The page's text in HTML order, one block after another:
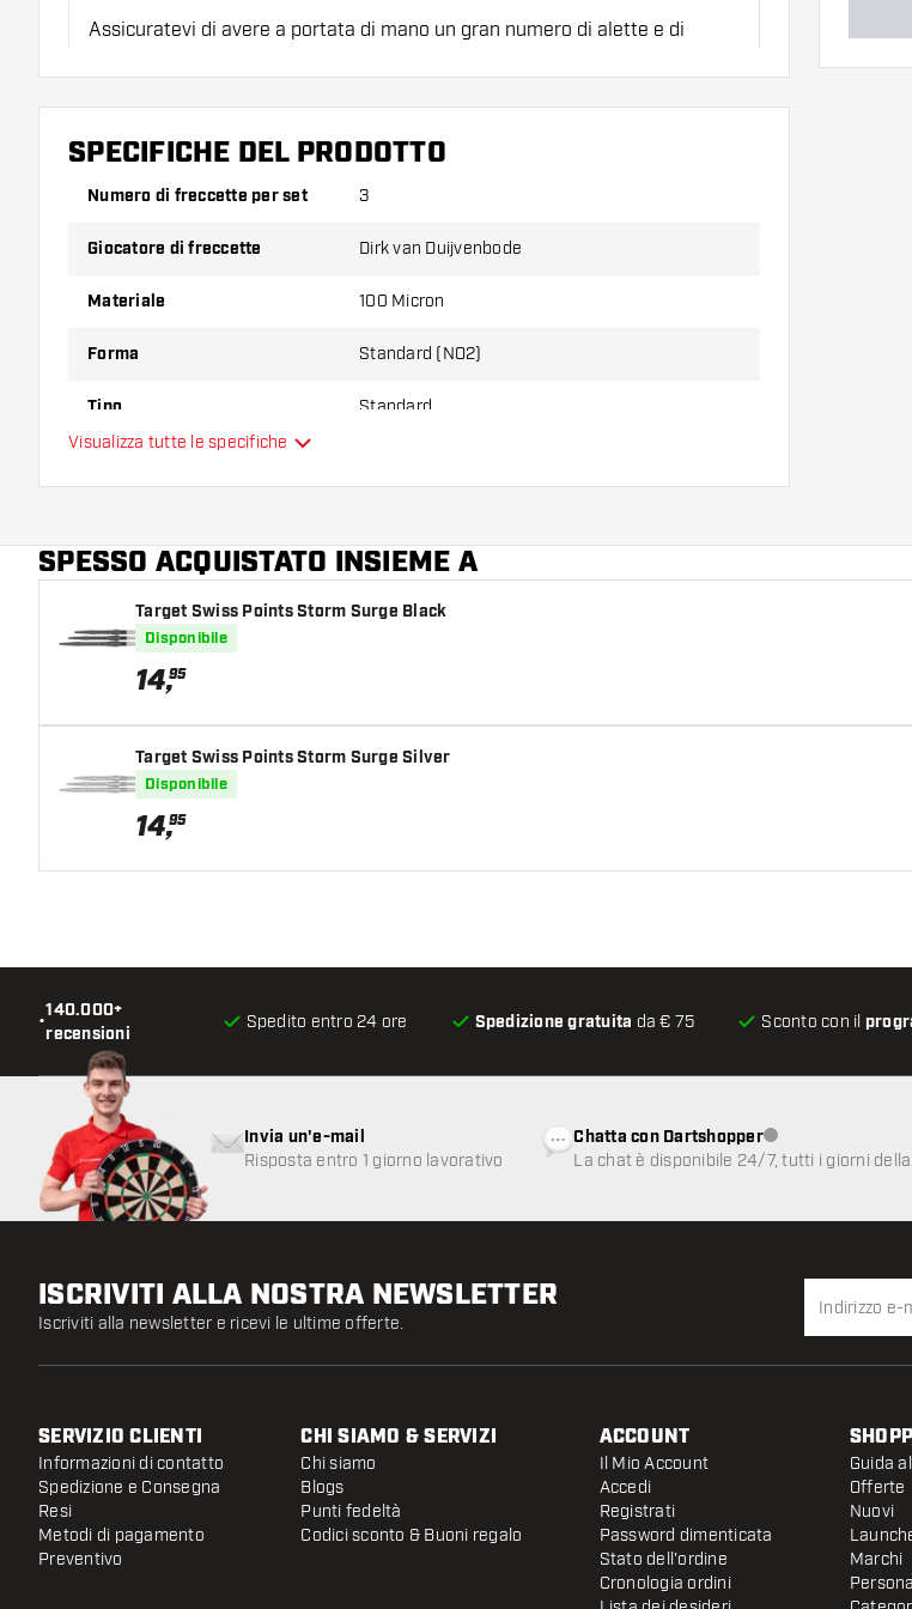
Assicuratevi di avere a portata di mano un gran numero di alette e di
scoprire quale variante vi si addice di più!
SPECIFICHE DEL PRODOTTO
Numero di freccette per set 3
Giocatore di freccette Dirk van Duijvenbode
Materiale 100 Micron
Forma Standard (NO2)
Tipo Standard
Colore principale
Visualizza tutte le specifiche
SPESSO ACQUISTATO INSIEME A
Target Swiss Points Storm Surge Black
Disponibile
14,95
Target Swiss Points Storm Surge Silver
Disponibile
14,95
•
140.000+
recensioni
Spedito entro 24 ore Spedizione gratuita da € 75 Sconto con il
Invia un'e-mail
Risposta entro 1 giorno lavorativo
Chatta con DartshopperServizio clienti non
La chat è disponibile 24/7, tutti i giorni della
ISCRIVITI ALLA NOSTRA NEWSLETTER
Iscriviti alla newsletter e ricevi le ultime offerte.
SERVIZIO CLIENTI
Informazioni di contatto
Spedizione e Consegna
Resi
Metodi di pagamento
Preventivo
CHI SIAMO & SERVIZI
Chi siamo
Blogs
Punti fedeltà
Codici sconto & Buoni regalo
ACCOUNT
Il Mio Account
Accedi
Registrati
Password dimenticata
Stato dell'ordine
Cronologia ordini
Guida
Offerte
Nuovi
Marchi